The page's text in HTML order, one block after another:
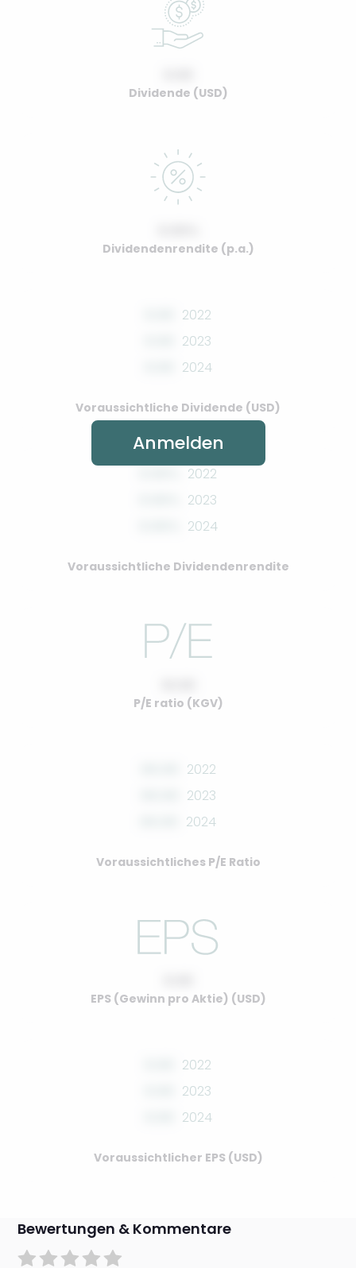
Dividende (USD)
Dividendenrendite (p.a.)
2022
2023
2024
Voraussichtliche Dividende (USD)
2022
2023
2024
Voraussichtliche Dividendenrendite
P/E ratio (KGV)
2022
2023
2024
Voraussichtliches P/E Ratio
EPS (Gewinn pro Aktie) (USD)
2022
2023
2024
Voraussichtlicher EPS (USD)
Anmelden
Bewertungen & Kommentare